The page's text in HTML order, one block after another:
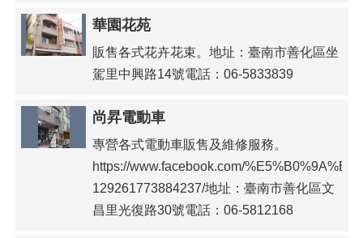
華園花苑
販售各式花卉花束。地址：臺南市善化區坐
駕里中興路14號電話：06-5833839
尚昇電動車
專營各式電動車販售及維修服務。
https://www.facebook.com/
129261773884237/地址：臺南市善化區文
昌里光復路30號電話：06-5812168